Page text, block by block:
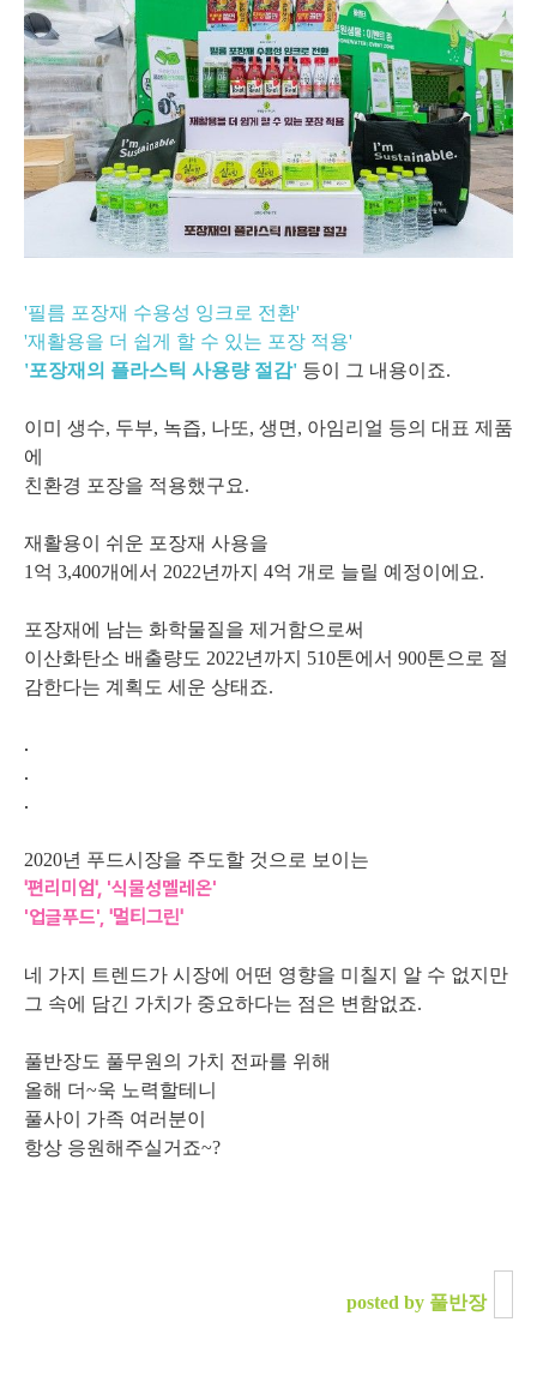
'필름 포장재 수용성 잉크로 전환'
'재활용을 더 쉽게 할 수 있는 포장 적용'
'포장재의 플라스틱 사용량 절감' 등이 그 내용이죠.
이미 생수, 두부, 녹즙, 나또, 생면, 아임리얼 등의 대표 제품
에
친환경 포장을 적용했구요.
재활용이 쉬운 포장재 사용을
1억 3,400개에서 2022년까지 4억 개로 늘릴 예정이에요.
포장재에 남는 화학물질을 제거함으로써
이산화탄소 배출량도 2022년까지 510톤에서 900톤으로 절
감한다는 계획도 세운 상태죠.
.
.
.
2020년 푸드시장을 주도할 것으로 보이는
'편리미엄', '식물성멜레온'
'업글푸드', '멀티그린'
네 가지 트렌드가 시장에 어떤 영향을 미칠지 알 수 없지만
그 속에 담긴 가치가 중요하다는 점은 변함없죠.
풀반장도 풀무원의 가치 전파를 위해
올해 더~욱 노력할테니
풀사이 가족 여러분이
항상 응원해주실거죠~?
posted by 풀반장